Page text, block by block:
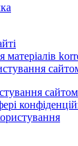
матеріалів
сайтом